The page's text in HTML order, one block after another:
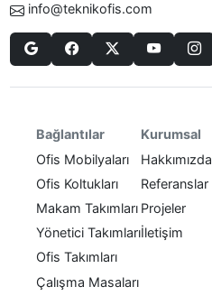
info@teknikofis.com
Bağlantılar
Ofis Mobilyaları
Ofis Koltukları
Makam Takımları
Yönetici Takımları
Ofis Takımları
Çalışma Masaları
Kurumsal
Hakkımızda
Referanslar
Projeler
İletişim